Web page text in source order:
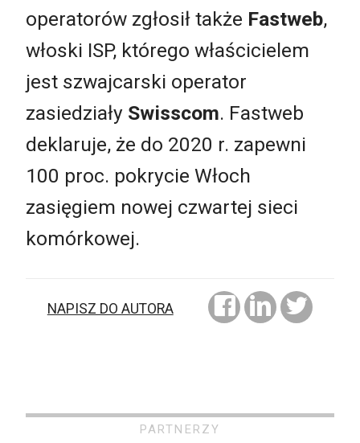
operatorów zgłosił także Fastweb,
włoski ISP, którego właścicielem
jest szwajcarski operator
zasiedziały Swisscom. Fastweb
deklaruje, że do 2020 r. zapewni
100 proc. pokrycie Włoch
zasięgiem nowej czwartej sieci
komórkowej.
NAPISZ DO AUTORA
PARTNERZY